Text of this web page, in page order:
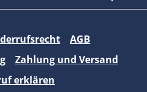
AGB
Zahlung und Versand
erklären